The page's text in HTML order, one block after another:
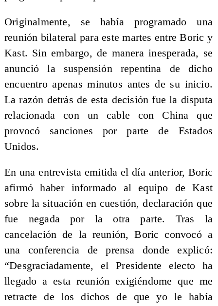
Originalmente, se había programado una
reunión bilateral para este martes entre Boric y
Kast. Sin embargo, de manera inesperada, se
anunció la suspensión repentina de dicho
encuentro apenas minutos antes de su inicio.
La razón detrás de esta decisión fue la disputa
relacionada con un cable con China que
provocó sanciones por parte de Estados
Unidos.
En una entrevista emitida el día anterior, Boric
afirmó haber informado al equipo de Kast
sobre la situación en cuestión, declaración que
fue negada por la otra parte. Tras la
cancelación de la reunión, Boric convocó a
una conferencia de prensa donde explicó:
“Desgraciadamente, el Presidente electo ha
llegado a esta reunión exigiéndome que me
retracte de los dichos de que yo le había